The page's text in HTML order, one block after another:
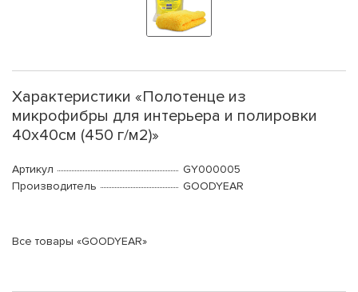
Характеристики «Полотенце из
микрофибры для интерьера и полировки
40x40см (450 г/м2)»
Артикул
GY000005
Производитель
GOODYEAR
Все товары «GOODYEAR»